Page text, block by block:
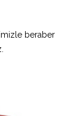
beraber